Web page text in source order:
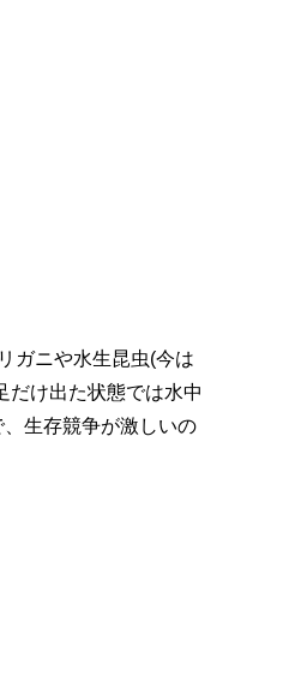
ガニや水生昆虫(今は
だけ出た状態では水中
生存競争が激しいの